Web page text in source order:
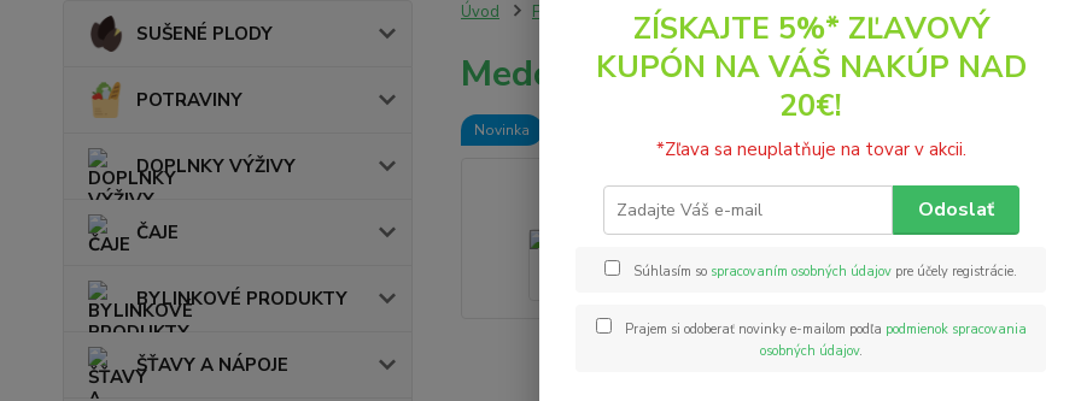
SUŠENÉ PLODY
POTRAVINY
DOPLNKY VÝŽIVY
ČAJE
BYLINKOVÉ PRODUKTY
ŠŤAVY A NÁPOJE
Úvod POTRAVINY Medové cukríky s medovkou 70g Beelol
Medové cukríky s medovkou 70g
Novinka
A
ZÍSKAJTE 5%* ZĽAVOVÝ
KUPÓN NA VÁŠ NAKÚP NAD
20€!
*Zľava sa neuplatňuje na tovar v akcii.
Odoslať
Súhlasím so spracovaním osobných údajov pre účely registrácie.
Prajem si odoberať novinky e-mailom podľa podmienok spracovania
osobných údajov.